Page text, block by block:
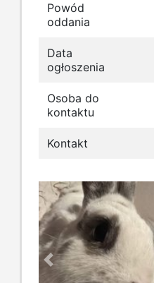
Powód
oddania
Data
ogłoszenia
Osoba do
kontaktu
Kontakt
Previous